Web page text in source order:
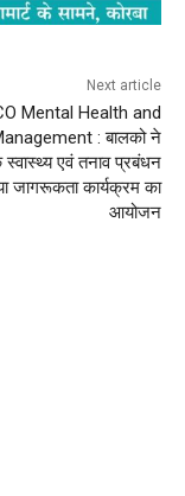
Next article
Mental Health and
: बालको ने
स्वास्थ्य एवं तनाव प्रबंधन
जागरूकता कार्यक्रम का
आयोजन